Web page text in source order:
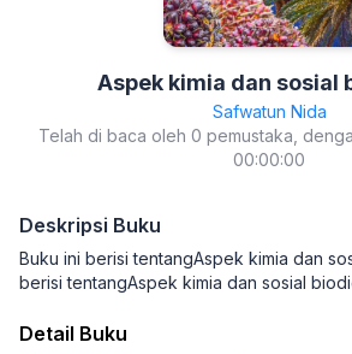
Aspek kimia dan sosial
Safwatun Nida
Telah di baca oleh 0 pemustaka,
00:00:00
Deskripsi Buku
Buku ini berisi tentangAspek kimia dan
berisi tentangAspek kimia dan sosial
Detail Buku